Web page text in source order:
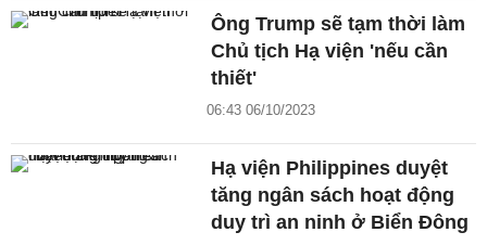
Ông Trump sẽ tạm thời làm
Chủ tịch Hạ viện 'nếu cần
thiết'
06:43 06/10/2023
Hạ viện Philippines duyệt
tăng ngân sách hoạt động
duy trì an ninh ở Biển Đông